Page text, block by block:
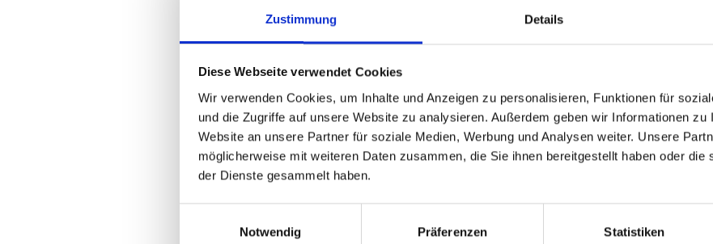
Zustimmung Details
Diese Webseite verwendet Cookies
Wir verwenden Cookies, um Inhalte und Anzeigen zu personalisieren, Funktionen für
und die Zugriffe auf unsere Website zu analysieren. Außerdem geben wir Informationen zu
Website an unsere Partner für soziale Medien, Werbung und Analysen weiter. Unsere
möglicherweise mit weiteren Daten zusammen, die Sie ihnen bereitgestellt haben oder die
der Dienste gesammelt haben.
Notwendig
Präferenzen Statistiken
dass für Windows 11 ein TPM 2.0 Chip erforderlich ist, wird die
Während natürlich mehr Sicherheit immer gut ist, fragen sich auf der
bei deraktuellen Chip-Knappheit
Insgesamt sieht Windows 11 anders aus und fühlt sich anders an. Ich
zuversichtlich, dass der Innovationsmotor von Microsoft mit der Zeit
Funktionen für IT-Profis und Unternehmensmitarbeiter enthalten wird.
sich das auf Spiele und Touch-/Tablet-ähnliche Funktionen zu